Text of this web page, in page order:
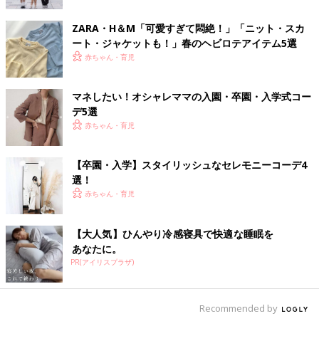
ZARA・H＆М「可愛すぎて悶絶！」「ニット・スカ
ート・ジャケットも！」春のヘビロテアイテム5選
赤ちゃん・育児
マネしたい！オシャレママの入園・卒園・入学式コー
デ5選
赤ちゃん・育児
【卒園・入学】スタイリッシュなセレモニーコーデ4
選！
赤ちゃん・育児
【大人気】ひんやり冷感寝具で快適な睡眠を
あなたに。
PR(アイリスプラザ)
Recommended by